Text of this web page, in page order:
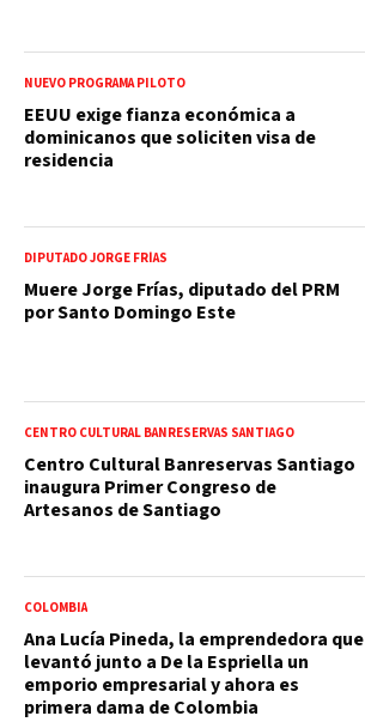
NUEVO PROGRAMA PILOTO
EEUU exige fianza económica a
dominicanos que soliciten visa de
residencia
DIPUTADO JORGE FRÍAS
Muere Jorge Frías, diputado del PRM
por Santo Domingo Este
CENTRO CULTURAL BANRESERVAS SANTIAGO
Centro Cultural Banreservas Santiago
inaugura Primer Congreso de
Artesanos de Santiago
COLOMBIA
Ana Lucía Pineda, la emprendedora que
levantó junto a De la Espriella un
emporio empresarial y ahora es
primera dama de Colombia